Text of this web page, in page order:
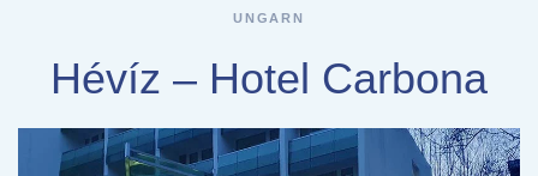
UNGARN
Hévíz – Hotel Carbona